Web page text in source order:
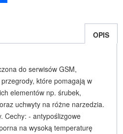
o
l
ę
OPIS
do serwisów GSM,
które pomagają w
elementów np. śrubek,
uchwyty na różne narzedzia.
Cechy: - antypoślizgowe
na wysoką temperaturę